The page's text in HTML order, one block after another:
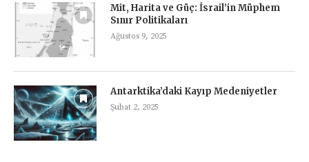
Mit, Harita ve Güç: İsrail’in Müphem
Sınır Politikaları
Ağustos 9, 2025
Antarktika’daki Kayıp Medeniyetler
Şubat 2, 2025